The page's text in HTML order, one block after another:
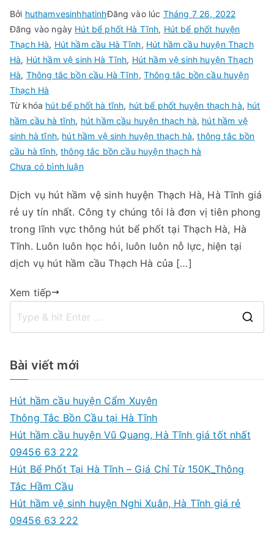
Bởi huthamvesinhhatinhĐăng vào lúc Tháng 7 26, 2022
Đăng vào ngày Hút bể phốt Hà Tĩnh, Hút bể phốt huyện
Thạch Hà, Hút hầm cầu Hà Tĩnh, Hút hầm cầu huyện Thạch
Hà, Hút hầm vệ sinh Hà Tĩnh, Hút hầm vệ sinh huyện Thạch
Hà, Thông tắc bồn cầu Hà Tĩnh, Thông tắc bồn cầu huyện
Thạch Hà
Từ khóa hút bể phốt hà tĩnh, hút bể phốt huyện thạch hà, hút
hầm cầu hà tĩnh, hút hầm cầu huyện thạch hà, hút hầm vệ
sinh hà tĩnh, hút hầm vệ sinh huyện thạch hà,thông tắc bồn
cầu hà tĩnh,thông tắc bồn cầu huyện thạch hà
Chưa có bình luậntrong
hầm
vệ
sinh
huyện
Thạch
Tĩnh
giá
rẻ
222
Dịch vụ hút hầm vệ sinh huyện Thạch Hà, Hà Tĩnh giá
rẻ uy tín nhất. Công ty chúng tôi là đơn vị tiên phong
trong lĩnh vực thông hút bể phốt tại Thạch Hà, Hà
Tĩnh. Luôn luôn học hỏi, luôn luôn nỗ lực, hiện tại
dịch vụ hút hầm cầu Thạch Hà của […]
Xem tiếp
Bài viết mới
Hút hầm cầu huyện Cẩm Xuyên
Thông Tắc Bồn Cầu tại Hà Tĩnh
Hút hầm cầu huyện Vũ Quang, Hà Tĩnh giá tốt nhất
09456 63 222
Hút Bể Phốt Tại Hà Tĩnh – Giá Chỉ Từ 150K_Thông
Tắc Hầm Cầu
Hút hầm vệ sinh huyện Nghi Xuân, Hà Tĩnh giá rẻ
09456 63 222